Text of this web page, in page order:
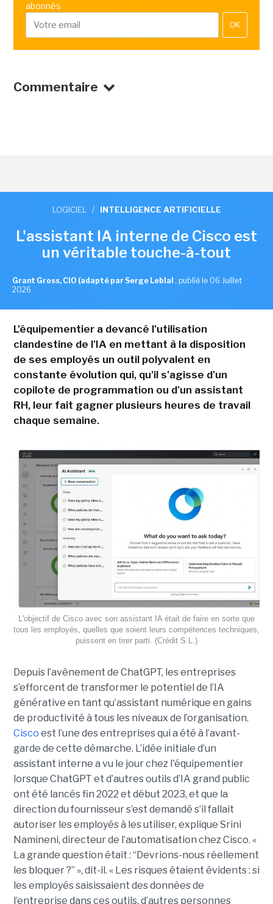
abonnés
OK
Commentaire
LOGICIEL / INTELLIGENCE ARTIFICIELLE
L'assistant IA interne de Cisco est
un véritable touche-à-tout
Grant Gross, CIO (adapté par Serge Leblal , publié le 06 Juillet
2026
L'équipementier a devancé l'utilisation
clandestine de l'IA en mettant à la disposition
de ses employés un outil polyvalent en
constante évolution qui, qu'il s'agisse d'un
copilote de programmation ou d'un assistant
RH, leur fait gagner plusieurs heures de travail
chaque semaine.
L'objectif de Cisco avec son assistant IA était de faire en sorte que
tous les employés, quelles que soient leurs compétences techniques,
puissent en tirer parti. (Crédit S.L.)
Depuis l’avènement de ChatGPT, les entreprises
s’efforcent de transformer le potentiel de l’IA
générative en tant qu’assistant numérique en gains
de productivité à tous les niveaux de l’organisation.
Cisco est l’une des entreprises qui a été à l’avant-
garde de cette démarche. L’idée initiale d’un
assistant interne a vu le jour chez l'équipementier
lorsque ChatGPT et d’autres outils d’IA grand public
ont été lancés fin 2022 et début 2023, et que la
direction du fournisseur s’est demandé s’il fallait
autoriser les employés à les utiliser, explique Srini
Namineni, directeur de l’automatisation chez Cisco. «
La grande question était : “Devrions-nous réellement
les bloquer ?” », dit-il. « Les risques étaient évidents : si
les employés saisissaient des données de
l’entreprise dans ces outils, d’autres personnes